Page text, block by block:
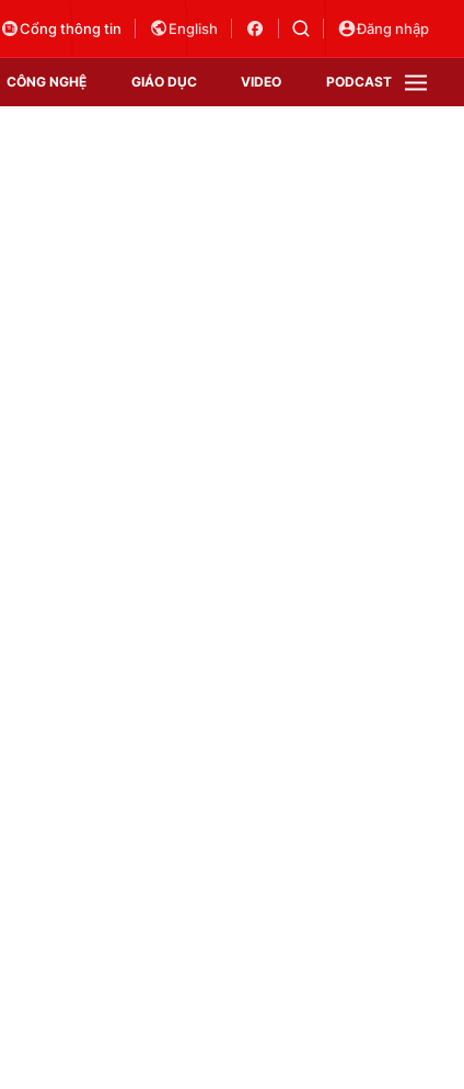
Cổng thông tin English Đăng nhập
CÔNG NGHỆ GIÁO DỤC VIDEO PODCAST